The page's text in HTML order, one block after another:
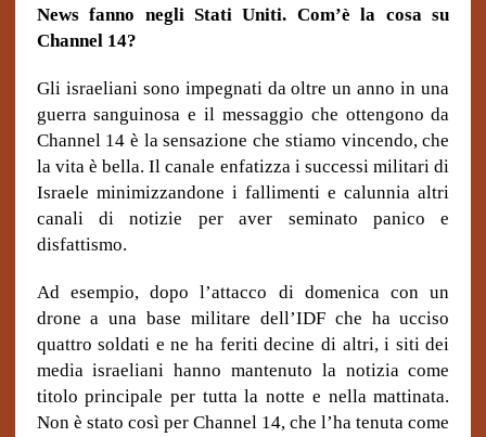
News fanno negli Stati Uniti. Com’è la cosa su
Channel 14?
Gli israeliani sono impegnati da oltre un anno in una
guerra sanguinosa e il messaggio che ottengono da
Channel 14 è la sensazione che stiamo vincendo, che
la vita è bella. Il canale enfatizza i successi militari di
Israele minimizzandone i fallimenti e calunnia altri
canali di notizie per aver seminato panico e
disfattismo.
Ad esempio, dopo l’attacco di domenica con un
drone a una base militare dell’IDF che ha ucciso
quattro soldati e ne ha feriti decine di altri, i siti dei
media israeliani hanno mantenuto la notizia come
titolo principale per tutta la notte e nella mattinata.
Non è stato così per Channel 14, che l’ha tenuta come